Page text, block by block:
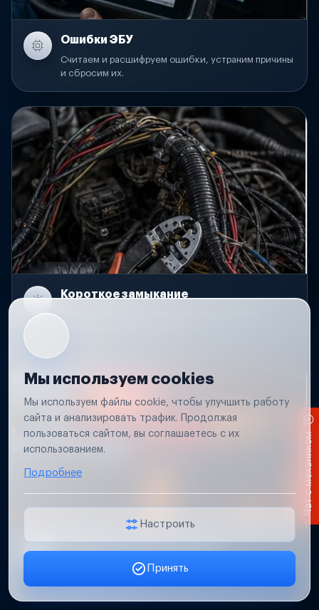
Ошибки ЭБУ
Считаем и расшифруем ошибки, устраним причины
и сбросим их.
Короткое замыкание
проводку и защиту цепей.
Не работает свет прицепа
Проверим проводку и разъемы, восстановим
Мы используем cookies
Мы используем файлы cookie, чтобы улучшить работу
сайта и анализировать трафик. Продолжая
пользоваться сайтом, вы соглашаетесь с их
использованием.
Подробнее
Настроить
Принять
Заявка онлайн
Чат с механиком